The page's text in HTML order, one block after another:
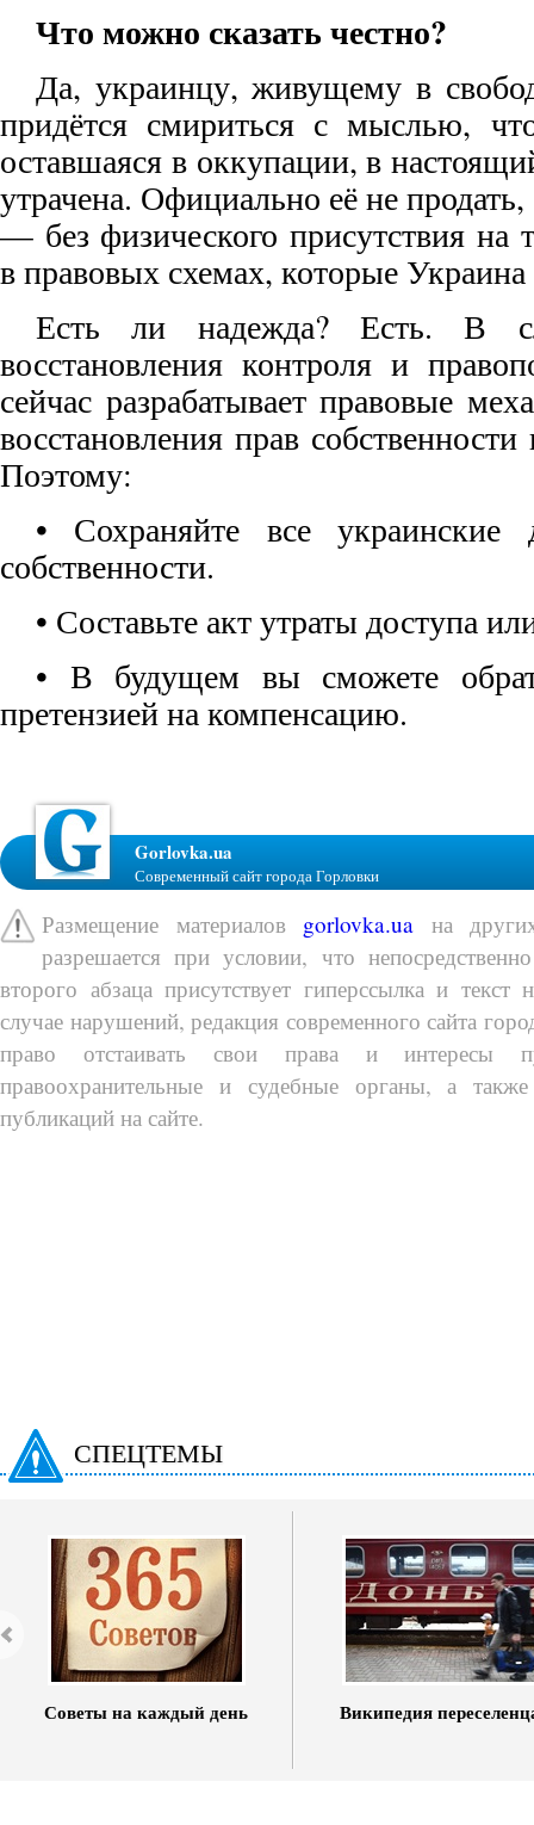
Что можно сказать честно?
Да, украинцу, живущему в
придётся смириться с мыслью,
оставшаяся в оккупации, в
утрачена. Официально её не продать,
— без физического присутствия на
в правовых схемах, которые Украина
Есть ли надежда? Есть. В
восстановления контроля и
сейчас разрабатывает правовые
восстановления прав
Поэтому:
• Сохраняйте все
собственности.
• Составьте акт утраты доступа
• В будущем вы сможете
претензией на компенсацию.
Gorlovka.ua
Современный сайт города Горловки
Размещение материалов gorlovka.ua на
разрешается при условии, что
второго абзаца присутствует гиперссылка и
случае нарушений, редакция современного сайта
право отстаивать свои права и интересы
правоохранительные и судебные органы, а
публикаций на сайте.
СПЕЦТЕМЫ
Советы на каждый день Википедия